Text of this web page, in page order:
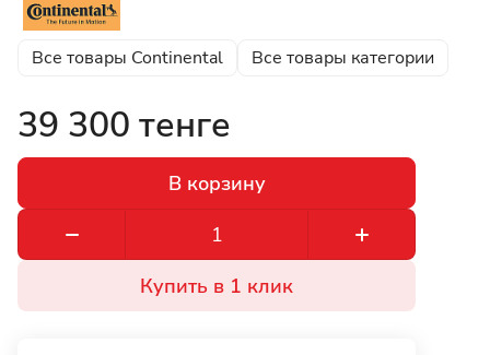
Все товары Continental Все товары категории
39 300 тенге
В корзину
Купить в 1 клик